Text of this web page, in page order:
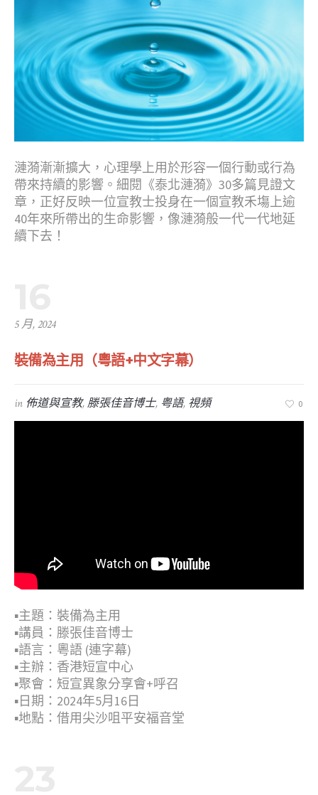
漣漪漸漸擴大，心理學上用於形容一個行動或行為
帶來持續的影響。細閱《泰北漣漪》30多篇見證文
章，正好反映一位宣教士投身在一個宣教禾塲上逾
40年來所帶出的生命影響，像漣漪般一代一代地延
續下去！
5 月, 2024
裝備為主用（粵語+中文字幕）
in 佈道與宣教,滕張佳音博士, 粤語, 視頻 0
▪︎主題：裝備為主用
▪︎講員：滕張佳音博士
▪︎語言：粵語 (連字幕)
▪︎主辦：香港短宣中心
▪︎聚會：短宣異象分享會+呼召
▪︎日期：2024年5月16日
▪︎地點：借用尖沙咀平安福音堂